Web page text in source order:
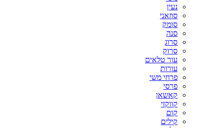
נעין
סוזאני
סומק
סנה
סרוג
סרוק
עור טלאים
עורות
פרחי משי
פרסי
קאשאן
קווקזי
קום
קילים